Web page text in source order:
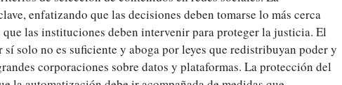
enfatizando que las decisiones deben tomarse lo más cerca
las instituciones deben intervenir para proteger la justicia. El
sí solo no es suficiente y aboga por leyes que redistribuyan poder y
corporaciones sobre datos y plataformas. La protección del